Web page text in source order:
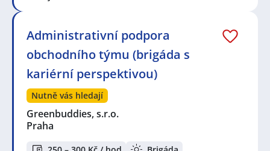
Administrativní podpora
obchodního týmu (brigáda s
kariérní perspektivou)
Nutně vás hledají
Greenbuddies, s.r.o.
Praha